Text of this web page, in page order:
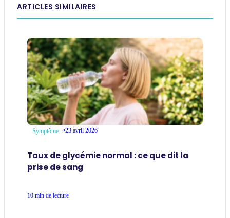
ARTICLES SIMILAIRES
Symptôme •23 avril 2026
Taux de glycémie normal : ce que dit la
prise de sang
10 min de lecture